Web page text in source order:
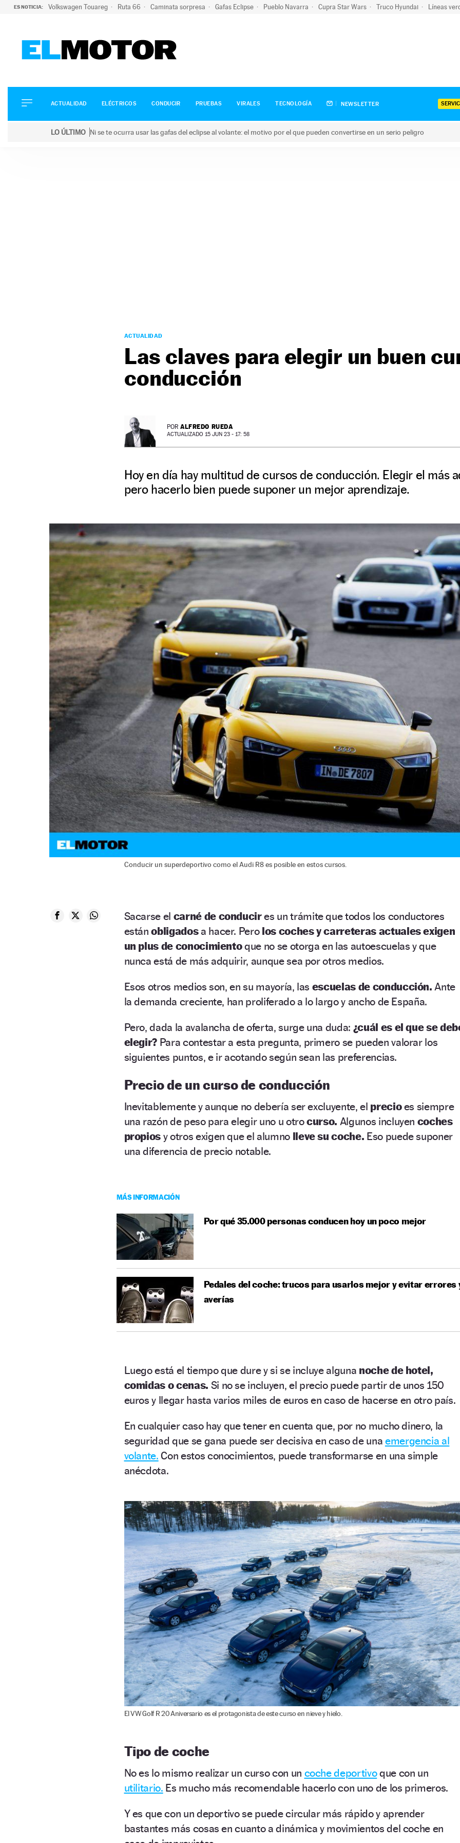
ES NOTICIA: Volkswagen Touareg Ruta 66 Caminata sorpresa Gafas Eclipse Pueblo Navarra Cupra Star Wars Truco Hyundai Líneas
ELÉCTRICOS
CONDUCIR
ACTUALIDAD ELÉCTRICOS CONDUCIR PRUEBAS VIRALES TECNOLOGÍA NEWSLETTER
LO ÚLTIMO Ni se te ocurra usar las gafas del eclipse al volante: el motivo por el que pueden convertirse en un serio peligro
ACTUALIDAD
Las claves para elegir un buen
conducción
POR ALFREDO RUEDA
ACTUALIZADO 15 JUN 23 - 17: 58
Hoy en día hay multitud de cursos de conducción. Elegir el más
pero hacerlo bien puede suponer un mejor aprendizaje.
Conducir un superdeportivo como el Audi R8 es posible en estos cursos.
Sacarse el carné de conducires un trámite que todos los conductores
estánobligadosa hacer. Pero los coches y carreteras actuales exigen
un plus de conocimientoque no se otorga en las autoescuelas y que
nunca está de más adquirir, aunque sea por otros medios.
Esos otros medios son, en su mayoría, las escuelas de conducción. Ante
la demanda creciente, han proliferado a lo largo y ancho de España.
Pero, dada la avalancha de oferta, surge una duda: ¿cuál es el que se
elegir? Para contestar a esta pregunta, primero se pueden valorar los
siguientes puntos, e ir acotando según sean las preferencias.
Precio de un curso de conducción
Inevitablemente y aunque no debería ser excluyente, el precioes siempre
una razón de peso para elegir uno u otrocurso. Algunos incluyen coches
propios y otros exigen que el alumno lleve su coche. Eso puede suponer
una diferencia de precio notable.
MÁS INFORMACIÓN
Por qué 35.000 personas conducen hoy un poco mejor
Pedales del coche: trucos para usarlos mejor y evitar errores
averías
Luego está el tiempo que dure y si se incluye alguna noche de hotel,
comidas o cenas. Si no se incluyen, el precio puede partir de unos 150
euros y llegar hasta varios miles de euros en caso de hacerse en otro país.
En cualquier caso hay que tener en cuenta que, por no mucho dinero, la
seguridad que se gana puede ser decisiva en caso de una emergencia al
volante. Con estos conocimientos, puede transformarse en una simple
anécdota.
El VW Golf R 20 Aniversario es el protagonista de este curso en nieve y hielo.
Tipo de coche
No es lo mismo realizar un curso con un coche deportivoque con un
utilitario. Es mucho más recomendable hacerlo con uno de los primeros.
Y es que con un deportivo se puede circular más rápido y aprender
bastantes más cosas en cuanto a dinámica y movimientos del coche en